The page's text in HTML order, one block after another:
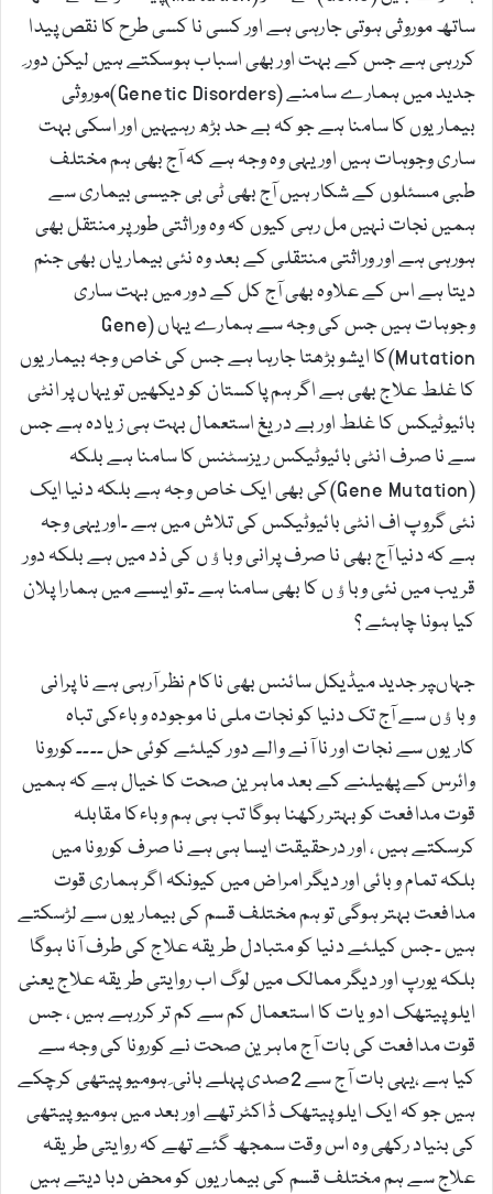
ساتھ موروثی ہوتی جارہی ہے اور کسی نا کسی طرح کا نقص پیدا
کررہی ہے جس کے بہت اور بھی اسباب ہوسکتے ہیں لیکن دور ِ
جدید میں ہمارے سامنے (Genetic Disorders)موروثی
بیماریوں کا سامنا ہے جو کہ بے حد بڑھ رہیہیں اور اسکی بہت
ساری وجوہات ہیں اور یہی وہ وجہ ہے کہ آج بھی ہم مختلف
طبی مسئلوں کے شکار ہیں آج بھی ٹی بی جیسی بیماری سے
ہمیں نجات نہیں مل رہی کیوں کہ وہ وراثتی طور پر منتقل بھی
ہورہی ہے اور وراثتی منتقلی کے بعد وہ نئی بیماریاں بھی جنم
دیتا ہے اس کے علاوہ بھی آج کل کے دور میں بہت ساری
وجوہات ہیں جس کی وجہ سے ہمارے یہاں (Gene
Mutation)کا ایشو بڑھتا جارہا ہے جس کی خاص وجہ بیماریوں
کا غلط علاج بھی ہے اگر ہم پاکستان کو دیکھیں تو یہاں پر انٹی
بائیوٹیکس کا غلط اور بے دریغ استعمال بہت ہی زیادہ ہے جس
سے نا صرف انٹی بائیوٹیکس ریزسٹنس کا سامنا ہے بلکہ
(Gene Mutation)کی بھی ایک خاص وجہ ہے بلکہ دنیا ایک
نئی گروپ اف انٹی بائیوٹیکس کی تلاش میں ہے ۔اور یہی وجہ
ہے کہ دنیا آج بھی نا صرف پرانی وباﺅں کی ذد میں ہے بلکہ دور
قریب میں نئی وباﺅں کا بھی سامنا ہے ۔تو ایسے میں ہمارا پلان
کیا ہونا چاہئے ؟
جہاںپر جدید میڈیکل سائنس بھی ناکام نظر آرہی ہے نا پرانی
وباﺅں سے آج تک دنیا کو نجات ملی نا موجودہ وباءکی تباہ
کاریوں سے نجات اور نا آنے والے دور کیلئے کوئی حل ۔۔۔۔کورونا
وائرس کے پھیلنے کے بعد ماہرین صحت کا خیال ہے کہ ہمیں
قوت مدافعت کو بہتر رکھنا ہوگا تب ہی ہم وباءکا مقابلہ
کرسکتے ہیں ، اور درحقیقت ایسا ہی ہے نا صرف کورونا میں
بلکہ تمام وبائی اور دیگر امراض میں کیونکہ اگر ہماری قوت
مدافعت بہتر ہوگی تو ہم مختلف قسم کی بیماریوں سے لڑسکتے
ہیں ۔جس کیلئے دنیا کو متبادل طریقہ علاج کی طرف آنا ہوگا
بلکہ یورپ اور دیگر ممالک میں لوگ اب روایتی طریقہ علاج یعنی
ایلوپیتھک ادویات کا استعمال کم سے کم تر کررہے ہیں ، جس
قوت مدافعت کی بات آج ماہرین صحت نے کورونا کی وجہ سے
کیا ہے ،یہی بات آج سے 2صدی پہلے بانی ِ ہومیوپیتھی کرچکے
ہیں جو کہ ایک ایلوپیتھک ڈاکٹر تھے اور بعد میں ہومیوپیتھی
کی بنیاد رکھی وہ اس وقت سمجھ گئے تھے کہ روایتی طریقہ
علاج سے ہم مختلف قسم کی بیماریوں کو محض دبا دیتے ہیں